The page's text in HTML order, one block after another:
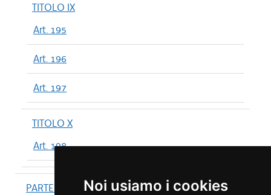
Noi usiamo i cookies
TITOLO IX
Art. 195
Art. 196
Art. 197
TITOLO X
Art. 198
PARTE IV